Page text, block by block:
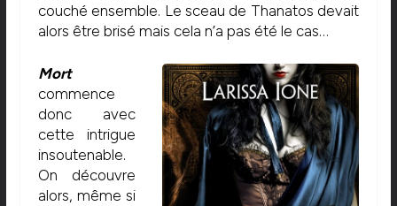
couché ensemble. Le sceau de Thanatos devait
alors être brisé mais cela n’a pas été le cas…
Mort
commence
donc avec
cette intrigue
insoutenable.
On découvre
alors, même si